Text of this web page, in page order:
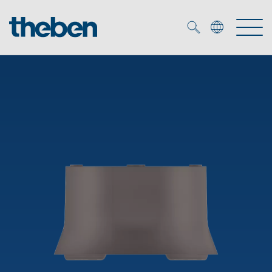
Smart Home
Détecteurs de présence et de mouvement
Références
Contrôle du temps et de la lumière
Commande d'éclairage DALI-2
Médiathèque
Entreprise